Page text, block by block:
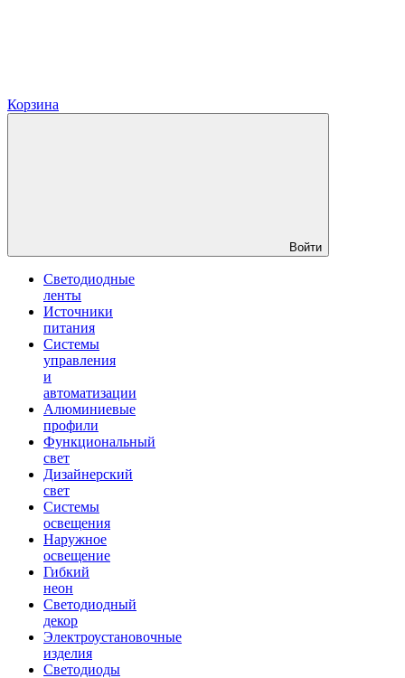
Корзина
Войти
Светодиодные
ленты
Источники
питания
Системы
управления
и
автоматизации
Алюминиевые
профили
Функциональный
свет
Дизайнерский
свет
Системы
освещения
Наружное
освещение
Гибкий
неон
Светодиодный
декор
Электроустановочные
изделия
Светодиоды